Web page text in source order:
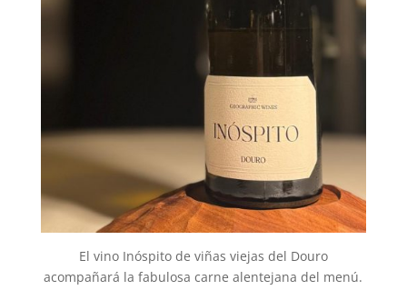
El vino Inóspito de viñas viejas del Douro
acompañará la fabulosa carne alentejana del menú.